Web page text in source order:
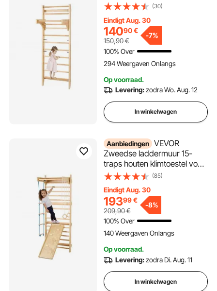
massief hout,
Indoor speeltuin Klimladder
Gymnastiekstang met
optrekstang - Ideaal cadeau
voor kinderen
(30)
Eindigt Aug. 30
14090€
150,90€
-7%
100% Over
294 Weergaven Onlangs
Op voorraad.
Levering:zodra Wo. Aug. 12
In winkelwagen
Aanbiedingen VEVOR
Zweedse laddermuur 15-
traps houten klimtoestel voor
binnenspeeltuinen,
Zweedse muurladder voor
kinderen en volwassenen,
grenenhouten wandrek,
gymnastiekmuur
(85)
Eindigt Aug. 30
19399€
209,90€
-8%
100% Over
140 Weergaven Onlangs
Op voorraad.
Levering:zodra Di. Aug. 11
In winkelwagen